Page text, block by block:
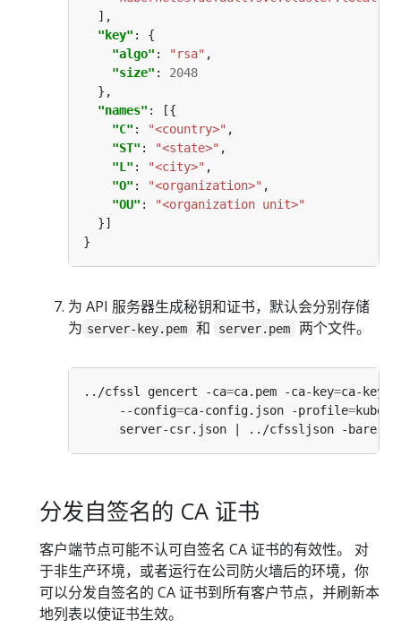
"key"
"algo" : "rsa"
"size" : 2048
"names"
"C" : "<country>"
"ST" : "<state>"
"L" : "<city>"
"O" : "<organization>"
"OU" :
"<organization unit>"
为 API 服务器生成秘钥和证书，默认会分别存储
为 server-key.pem 和 server.pem 两个文件。
../cfssl gencert -ca=ca.pem -ca-key=ca-
     --config
=ca-config.json -profile=
分发自签名的 CA 证书
客户端节点可能不认可自签名 CA 证书的有效性。 对
于非生产环境，或者运行在公司防火墙后的环境，你
可以分发自签名的 CA 证书到所有客户节点，并刷新本
地列表以使证书生效。